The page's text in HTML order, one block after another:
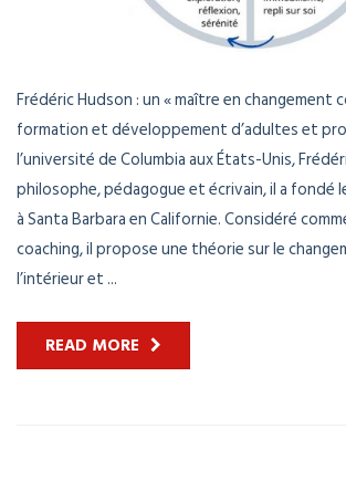
Frédéric Hudson : un « maître en changement
formation et développement d’adultes et
l’université de Columbia aux États-Unis,
philosophe, pédagogue et écrivain, il a fondé
à Santa Barbara en Californie. Considéré
coaching, il propose une théorie sur le
l’intérieur et ...
READ MORE